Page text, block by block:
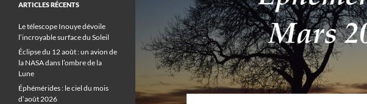
ARTICLES RÉCENTS
Le télescope Inouye dévoile
l’incroyable surface du Soleil
Éclipse du 12 août : un avion de
la NASA dans l’ombre de la
Lune
Éphémérides : le ciel du mois
d’août 2026